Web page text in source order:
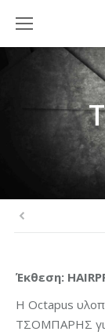
Έκθεση:
H Octapus
ΤΣΟΜΠΑΡΗΣ